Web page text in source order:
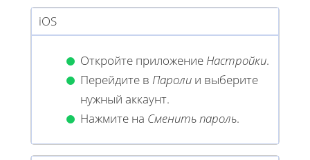
iOS
Откройте приложение Настройки.
Перейдите в Пароли и выберите
нужный аккаунт.
Нажмите на Сменить пароль.